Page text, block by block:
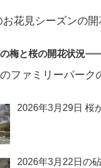
花見シーズンの開
梅と桜の開花状況
ファミリーパーク
2026年3月29日 桜
2026年3月22日の